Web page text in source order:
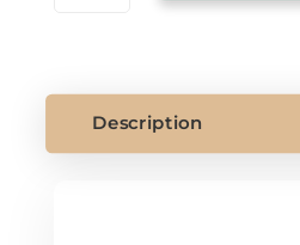
BLANC
Description